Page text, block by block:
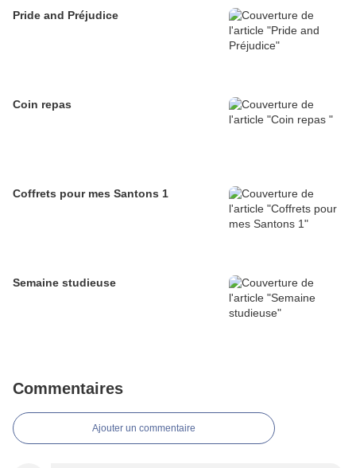
Pride and Préjudice
Coin repas
Coffrets pour mes Santons 1
Semaine studieuse
Commentaires
Ajouter un commentaire